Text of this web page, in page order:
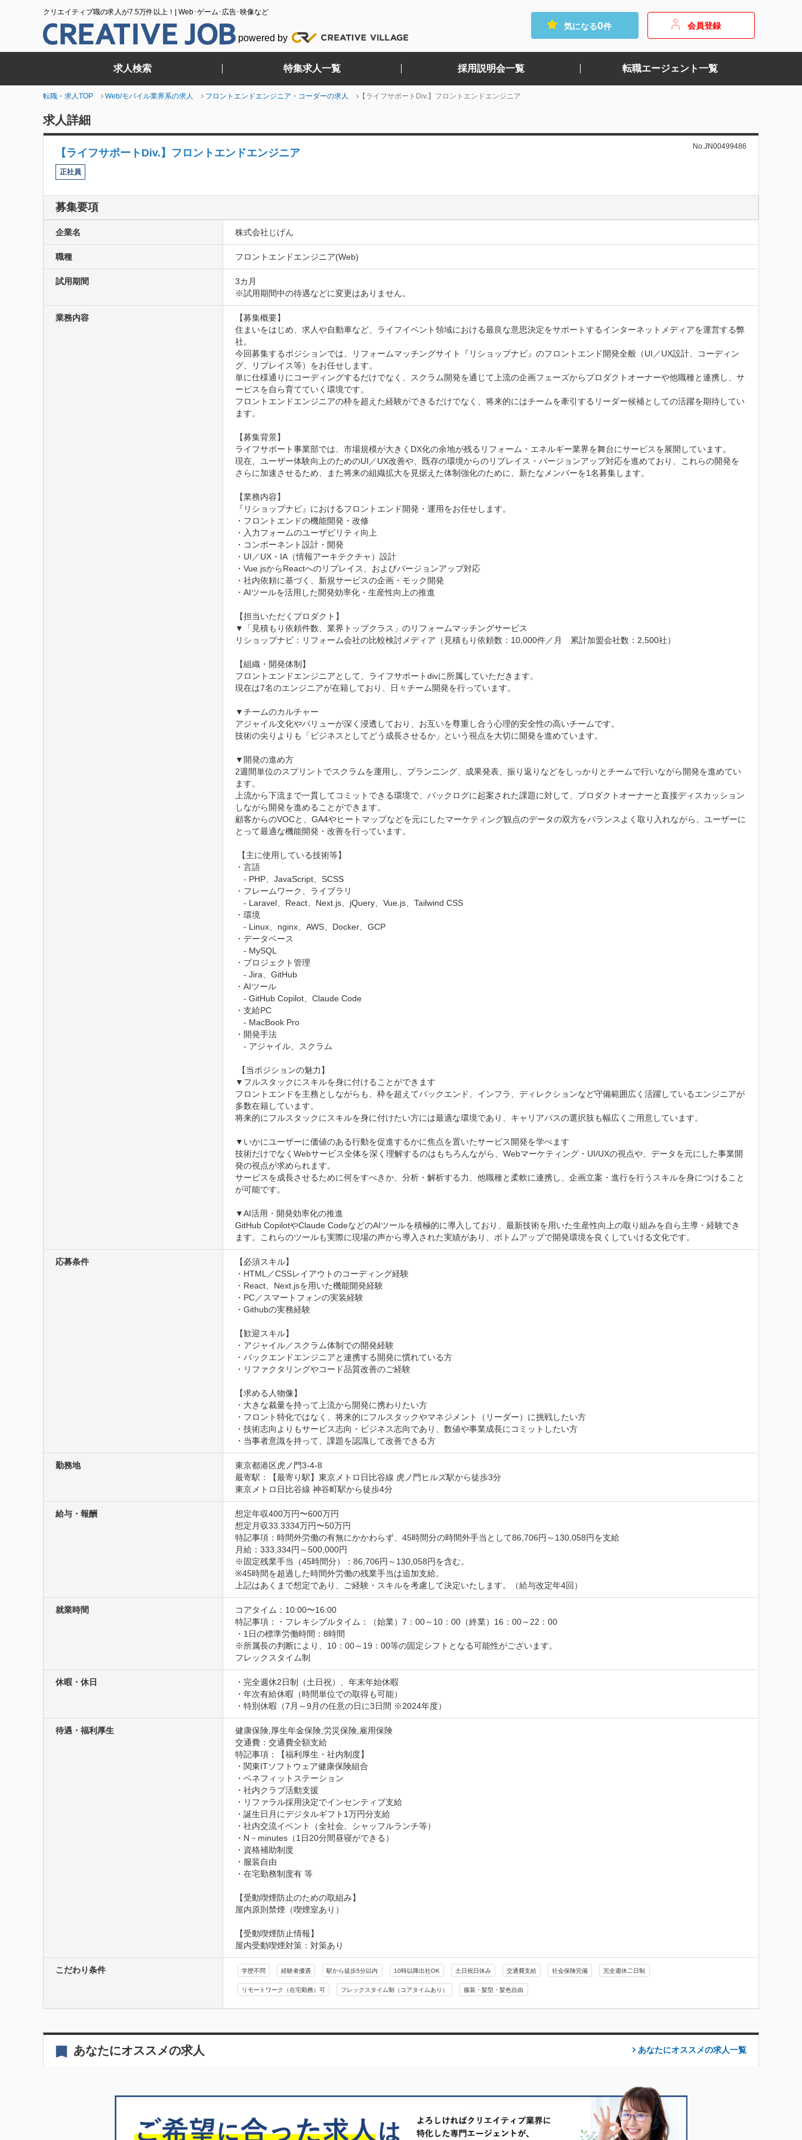
クリエイティブ職の求人が7.5万件以上！| Web･ゲーム･広告･映像など
powered by
気になる0件 会員登録
求人検索 特集求人一覧 採用説明会一覧 転職エージェント一覧
転職・求人TOP Web/モバイル業界系の求人 フロントエンドエンジニア・コーダーの求人 【ライフサポートDiv.】フロントエンドエンジニア
求人詳細
【ライフサポートDiv.】フロントエンドエンジニア
No.JN00499486
正社員
募集要項
企業名 株式会社じげん
職種 フロントエンドエンジニア(Web)
試用期間
3カ月
※試用期間中の待遇などに変更はありません。
業務内容
【募集概要】
住まいをはじめ、求人や自動車など、ライフイベント領域における最良な意思決定をサポートするインターネットメディアを運営する弊
社。
今回募集するポジションでは、リフォームマッチングサイト『リショップナビ』のフロントエンド開発全般（UI／UX設計、コーディン
グ、リプレイス等）をお任せします。
単に仕様通りにコーディングするだけでなく、スクラム開発を通じて上流の企画フェーズからプロダクトオーナーや他職種と連携し、サ
ービスを自ら育てていく環境です。
フロントエンドエンジニアの枠を超えた経験ができるだけでなく、将来的にはチームを牽引するリーダー候補としての活躍を期待してい
ます。
【募集背景】
ライフサポート事業部では、市場規模が大きくDX化の余地が残るリフォーム・エネルギー業界を舞台にサービスを展開しています。
現在、ユーザー体験向上のためのUI／UX改善や、既存の環境からのリプレイス・バージョンアップ対応を進めており、これらの開発を
さらに加速させるため、また将来の組織拡大を見据えた体制強化のために、新たなメンバーを1名募集します。
【業務内容】
『リショップナビ』におけるフロントエンド開発・運用をお任せします。
・フロントエンドの機能開発・改修
・入力フォームのユーザビリティ向上
・コンポーネント設計・開発
・UI／UX・IA（情報アーキテクチャ）設計
・Vue.jsからReactへのリプレイス、およびバージョンアップ対応
・社内依頼に基づく、新規サービスの企画・モック開発
・AIツールを活用した開発効率化・生産性向上の推進
【担当いただくプロダクト】
▼「見積もり依頼件数、業界トップクラス」のリフォームマッチングサービス
リショップナビ：リフォーム会社の比較検討メディア（見積もり依頼数：10,000件／月　累計加盟会社数：2,500社）
【組織・開発体制】
フロントエンドエンジニアとして、ライフサポートdivに所属していただきます。
現在は7名のエンジニアが在籍しており、日々チーム開発を行っています。
▼チームのカルチャー
アジャイル文化やバリューが深く浸透しており、お互いを尊重し合う心理的安全性の高いチームです。
技術の尖りよりも「ビジネスとしてどう成長させるか」という視点を大切に開発を進めています。
▼開発の進め方
2週間単位のスプリントでスクラムを運用し、プランニング、成果発表、振り返りなどをしっかりとチームで行いながら開発を進めてい
ます。
上流から下流まで一貫してコミットできる環境で、バックログに起案された課題に対して、プロダクトオーナーと直接ディスカッション
しながら開発を進めることができます。
顧客からのVOCと、GA4やヒートマップなどを元にしたマーケティング観点のデータの双方をバランスよく取り入れながら、ユーザーに
とって最適な機能開発・改善を行っています。
・言語
- PHP、JavaScript、SCSS
・フレームワーク、ライブラリ
- Laravel、React、Next.js、jQuery、Vue.js、Tailwind CSS
・環境
- Linux、nginx、AWS、Docker、GCP
・データベース
- MySQL
・プロジェクト管理
- Jira、GitHub
・AIツール
- GitHub Copilot、Claude Code
・支給PC
- MacBook Pro
・開発手法
- アジャイル、スクラム
▼フルスタックにスキルを身に付けることができます
フロントエンドを主務としながらも、枠を超えてバックエンド、インフラ、ディレクションなど守備範囲広く活躍しているエンジニアが
多数在籍しています。
将来的にフルスタックにスキルを身に付けたい方には最適な環境であり、キャリアパスの選択肢も幅広くご用意しています。
▼いかにユーザーに価値のある行動を促進するかに焦点を置いたサービス開発を学べます
技術だけでなくWebサービス全体を深く理解するのはもちろんながら、Webマーケティング・UI/UXの視点や、データを元にした事業開
発の視点が求められます。
サービスを成長させるために何をすべきか、分析・解析する力、他職種と柔軟に連携し、企画立案・進行を行うスキルを身につけること
が可能です。
▼AI活用・開発効率化の推進
GitHub CopilotやClaude CodeなどのAIツールを積極的に導入しており、最新技術を用いた生産性向上の取り組みを自ら主導・経験でき
ます。これらのツールも実際に現場の声から導入された実績があり、ボトムアップで開発環境を良くしていける文化です。
応募条件
【必須スキル】
・HTML／CSSレイアウトのコーディング経験
・React、Next.jsを用いた機能開発経験
・PC／スマートフォンの実装経験
・Githubの実務経験
【歓迎スキル】
・アジャイル／スクラム体制での開発経験
・バックエンドエンジニアと連携する開発に慣れている方
・リファクタリングやコード品質改善のご経験
【求める人物像】
・大きな裁量を持って上流から開発に携わりたい方
・フロント特化ではなく、将来的にフルスタックやマネジメント（リーダー）に挑戦したい方
・技術志向よりもサービス志向・ビジネス志向であり、数値や事業成長にコミットしたい方
・当事者意識を持って、課題を認識して改善できる方
勤務地
東京都港区虎ノ門3-4-8
最寄駅：【最寄り駅】東京メトロ日比谷線 虎ノ門ヒルズ駅から徒歩3分
東京メトロ日比谷線 神谷町駅から徒歩4分
給与・報酬
想定年収400万円〜600万円
想定月収33.3334万円〜50万円
特記事項：時間外労働の有無にかかわらず、45時間分の時間外手当として86,706円～130,058円を支給
月給：333,334円～500,000円
※固定残業手当（45時間分）：86,706円～130,058円を含む。
※45時間を超過した時間外労働の残業手当は追加支給。
上記はあくまで想定であり、ご経験・スキルを考慮して決定いたします。（給与改定年4回）
就業時間
コアタイム：10:00〜16:00
特記事項：・フレキシブルタイム：（始業）7：00～10：00（終業）16：00～22：00
・1日の標準労働時間：8時間
※所属長の判断により、10：00～19：00等の固定シフトとなる可能性がございます。
フレックスタイム制
休暇・休日
・完全週休2日制（土日祝）、年末年始休暇
・年次有給休暇（時間単位での取得も可能）
・特別休暇（7月～9月の任意の日に3日間 ※2024年度）
待遇・福利厚生
健康保険,厚生年金保険,労災保険,雇用保険
交通費：交通費全額支給
特記事項：【福利厚生・社内制度】
・関東ITソフトウェア健康保険組合
・ベネフィットステーション
・社内クラブ活動支援
・リファラル採用決定でインセンティブ支給
・誕生日月にデジタルギフト1万円分支給
・社内交流イベント（全社会、シャッフルランチ等）
・N－minutes（1日20分間昼寝ができる）
・資格補助制度
・服装自由
・在宅勤務制度有 等
【受動喫煙防止のための取組み】
屋内原則禁煙（喫煙室あり）
【受動喫煙防止情報】
屋内受動喫煙対策：対策あり
こだわり条件 学歴不問 経験者優遇 駅から徒歩5分以内 10時以降出社OK 土日祝日休み 交通費支給 社会保険完備 完全週休二日制
リモートワーク（在宅勤務）可 フレックスタイム制（コアタイムあり） 服装・髪型・髪色自由
あなたにオススメの求人 あなたにオススメの求人一覧